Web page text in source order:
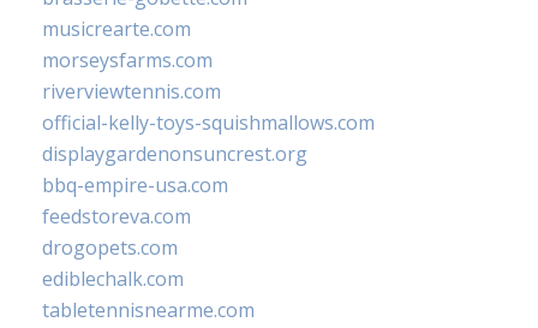
musicrearte.com
morseysfarms.com
riverviewtennis.com
official-kelly-toys-squishmallows.com
displaygardenonsuncrest.org
bbq-empire-usa.com
feedstoreva.com
drogopets.com
ediblechalk.com
tabletennisnearme.com